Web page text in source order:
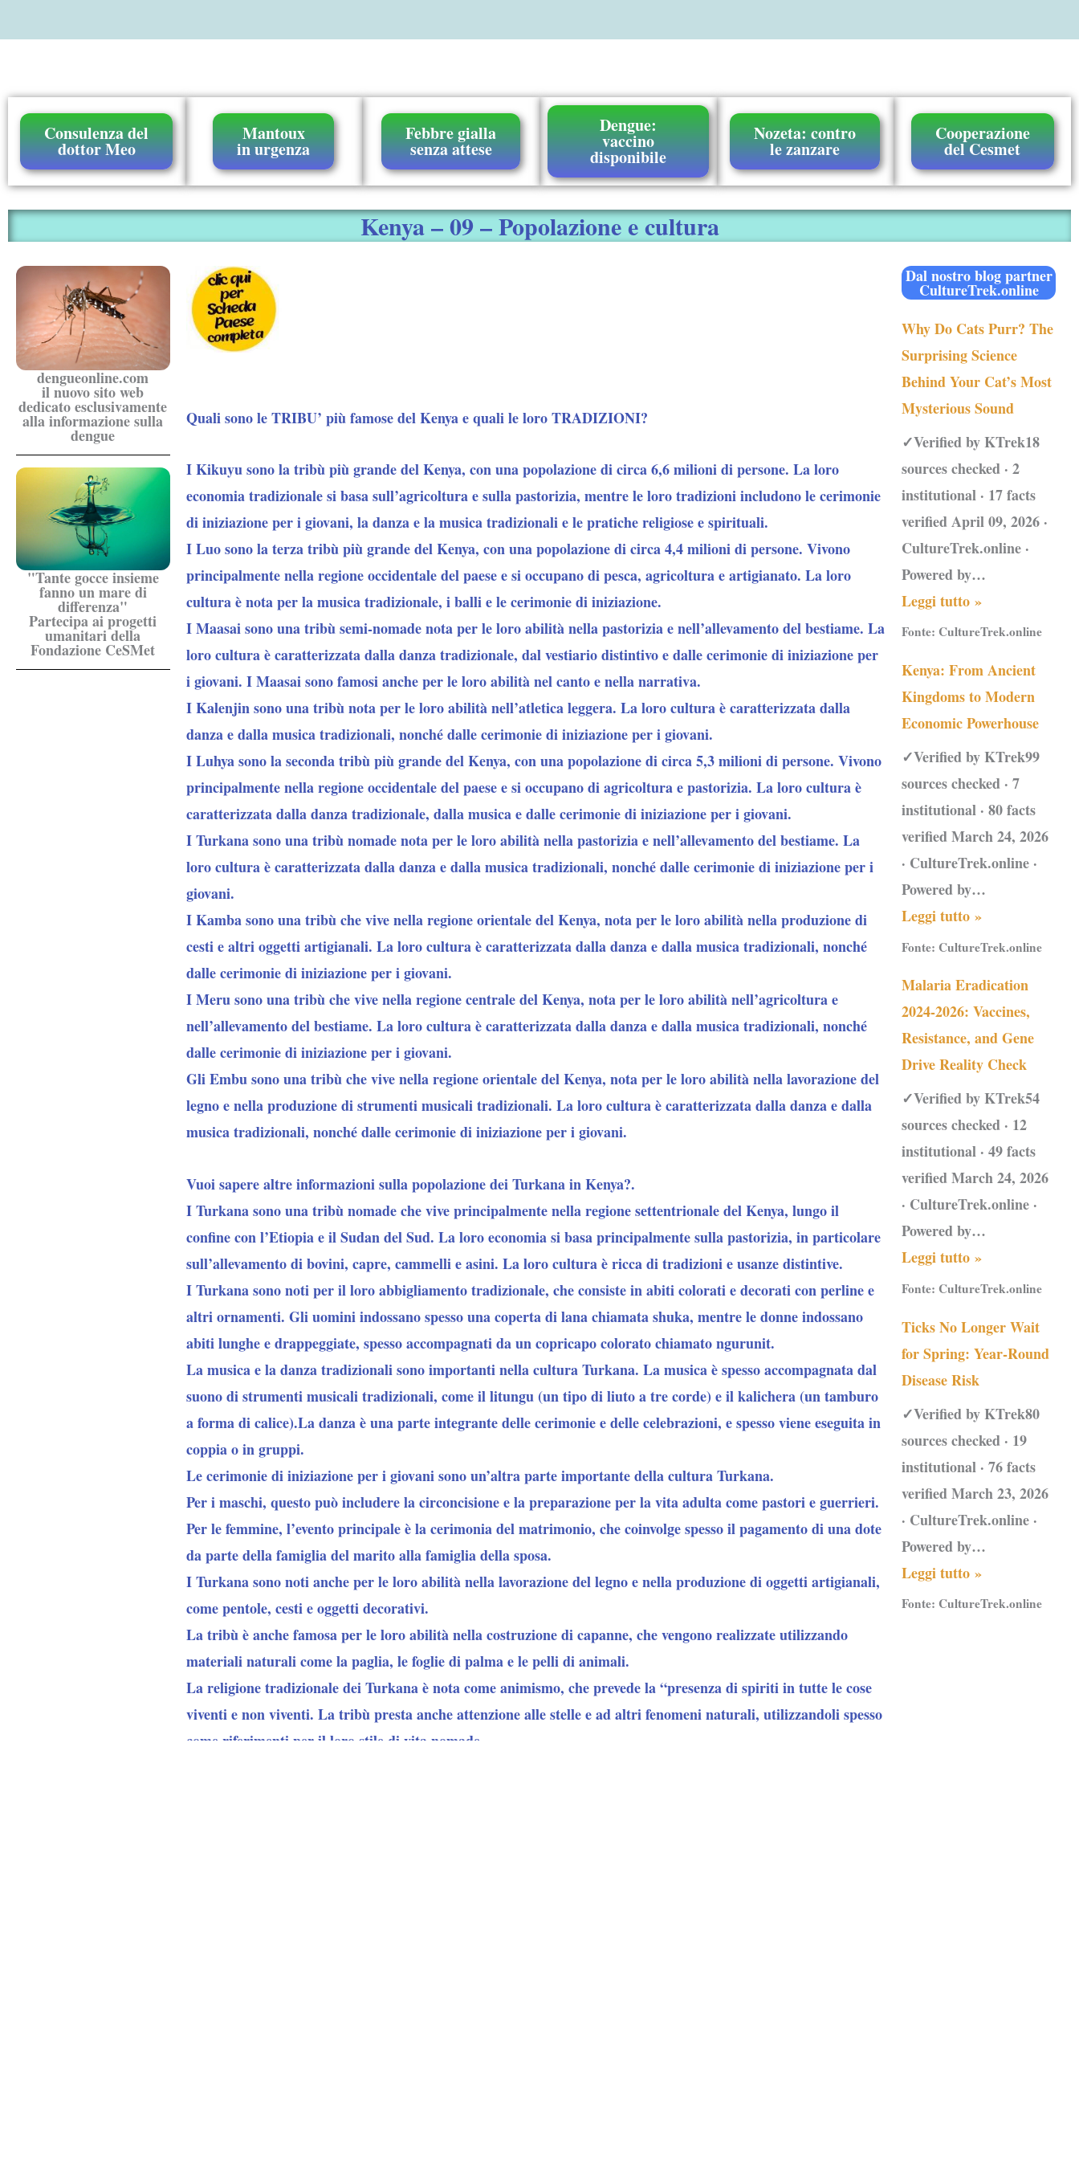
Consulenza del
dottor Meo
Mantoux
in urgenza
Febbre gialla
senza attese
Dengue:
vaccino
disponibile
Nozeta: contro
le zanzare
Cooperazione
del Cesmet
Kenya – 09 – Popolazione e cultura
dengueonline.com
il nuovo sito web
dedicato esclusivamente
alla informazione sulla
dengue
"Tante gocce insieme
fanno un mare di
differenza"
Partecipa ai progetti
umanitari della
Fondazione CeSMet
Quali sono le TRIBU’ più famose del Kenya e quali le loro TRADIZIONI?
I Kikuyusono la tribù più grande del Kenya, con una popolazione di circa 6,6 milioni di persone. La loro
economia tradizionale si basa sull’agricoltura e sulla pastorizia, mentre le loro tradizioni includono le cerimonie
di iniziazione per i giovani, la danza e la musica tradizionali e le pratiche religiose e spirituali.
I Luosono la terza tribù più grande del Kenya, con una popolazione di circa 4,4 milioni di persone. Vivono
principalmente nella regione occidentale del paese e si occupano di pesca, agricoltura e artigianato. La loro
cultura è nota per la musica tradizionale, i balli e le cerimonie di iniziazione.
I Maasaisono una tribù semi-nomade nota per le loro abilità nella pastorizia e nell’allevamento del bestiame. La
loro cultura è caratterizzata dalla danza tradizionale, dal vestiario distintivo e dalle cerimonie di iniziazione per
i giovani. I Maasai sono famosi anche per le loro abilità nel canto e nella narrativa.
I Kalenjinsono una tribù nota per le loro abilità nell’atletica leggera. La loro cultura è caratterizzata dalla
danza e dalla musica tradizionali, nonché dalle cerimonie di iniziazione per i giovani.
I Luhyasono la seconda tribù più grande del Kenya, con una popolazione di circa 5,3 milioni di persone. Vivono
principalmente nella regione occidentale del paese e si occupano di agricoltura e pastorizia. La loro cultura è
caratterizzata dalla danza tradizionale, dalla musica e dalle cerimonie di iniziazione per i giovani.
I Turkanasono una tribù nomade nota per le loro abilità nella pastorizia e nell’allevamento del bestiame. La
loro cultura è caratterizzata dalla danza e dalla musica tradizionali, nonché dalle cerimonie di iniziazione per i
giovani.
I Kambasono una tribù che vive nella regione orientale del Kenya, nota per le loro abilità nella produzione di
cesti e altri oggetti artigianali. La loro cultura è caratterizzata dalla danza e dalla musica tradizionali, nonché
dalle cerimonie di iniziazione per i giovani.
I Merusono una tribù che vive nella regione centrale del Kenya, nota per le loro abilità nell’agricoltura e
nell’allevamento del bestiame. La loro cultura è caratterizzata dalla danza e dalla musica tradizionali, nonché
dalle cerimonie di iniziazione per i giovani.
Gli Embusono una tribù che vive nella regione orientale del Kenya, nota per le loro abilità nella lavorazione del
legno e nella produzione di strumenti musicali tradizionali. La loro cultura è caratterizzata dalla danza e dalla
musica tradizionali, nonché dalle cerimonie di iniziazione per i giovani.
Vuoi sapere altre informazioni sulla popolazione dei Turkana in Kenya?.
I Turkana sono una tribù nomade che vive principalmente nella regione settentrionale del Kenya, lungo il
confine con l’Etiopia e il Sudan del Sud. La loro economia si basa principalmente sulla pastorizia, in particolare
sull’allevamento di bovini, capre, cammelli e asini. La loro cultura è ricca di tradizioni e usanze distintive.
I Turkana sono noti per il loro abbigliamento tradizionale, che consiste in abiti colorati e decorati con perline e
altri ornamenti. Gli uomini indossano spesso una coperta di lana chiamata shuka, mentre le donne indossano
abiti lunghe e drappeggiate, spesso accompagnati da un copricapo colorato chiamato ngurunit.
La musica e la danza tradizionali sono importanti nella cultura Turkana. La musica è spesso accompagnata dal
suono di strumenti musicali tradizionali, come il litungu (un tipo di liuto a tre corde) e il kalichera (un tamburo
a forma di calice).La danza è una parte integrante delle cerimonie e delle celebrazioni, e spesso viene eseguita in
coppia o in gruppi.
Le cerimonie di iniziazione per i giovani sono un’altra parte importante della cultura Turkana.
Per i maschi, questo può includere la circoncisione e la preparazione per la vita adulta come pastori e guerrieri.
Per le femmine, l’evento principale è la cerimonia del matrimonio, che coinvolge spesso il pagamento di una dote
da parte della famiglia del marito alla famiglia della sposa.
I Turkana sono noti anche per le loro abilità nella lavorazione del legno e nella produzione di oggetti artigianali,
come pentole, cesti e oggetti decorativi.
La tribù è anche famosa per le loro abilità nella costruzione di capanne, che vengono realizzate utilizzando
materiali naturali come la paglia, le foglie di palma e le pelli di animali.
La religione tradizionale dei Turkana è nota come animismo, che prevede la “presenza di spiriti in tutte le cose
viventi e non viventi. La tribù presta anche attenzione alle stelle e ad altri fenomeni naturali, utilizzandoli spesso
come riferimenti per il loro stile di vita nomade.
Dal nostro blog partner
CultureTrek.online
Why Do Cats Purr? The
Surprising Science
Behind Your Cat’s Most
Mysterious Sound
✓Verified by KTrek18
sources checked · 2
institutional · 17 facts
verified April 09, 2026 ·
CultureTrek.online ·
Powered by…
Leggi tutto »
Fonte:CultureTrek.online
Kenya: From Ancient
Kingdoms to Modern
Economic Powerhouse
✓Verified by KTrek99
sources checked · 7
institutional · 80 facts
verified March 24, 2026
· CultureTrek.online ·
Powered by…
Leggi tutto »
Fonte:CultureTrek.online
Malaria Eradication
2024-2026: Vaccines,
Resistance, and Gene
Drive Reality Check
✓Verified by KTrek54
sources checked · 12
institutional · 49 facts
verified March 24, 2026
· CultureTrek.online ·
Powered by…
Leggi tutto »
Fonte:CultureTrek.online
Ticks No Longer Wait
for Spring: Year-Round
Disease Risk
✓Verified by KTrek80
sources checked · 19
institutional · 76 facts
verified March 23, 2026
· CultureTrek.online ·
Powered by…
Leggi tutto »
Fonte:CultureTrek.online